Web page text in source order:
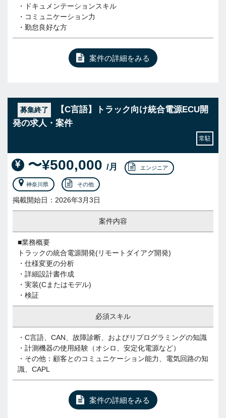
・ドキュメンテーションスキル
・コミュニケーション力
・勤怠良好な方
案件の詳細をみる
募集終了
【C言語】トラック向け統合電源ECU開
発の求人・案件
常駐
〜¥500,000 /月 エンジニア
神奈川県 その他
掲載開始日：2026年3月3日
案件内容
■業務概要
トラックの統合電源開発(リモートダイアグ開発)
・仕様変更の分析
・詳細設計書作成
・実装(Cまたはモデル)
・検証
必須スキル
・C言語、CAN、故障診断、およびリプログラミングの知識
・計測機器の使用経験（オシロ、安定化電源など）
・その他：顧客とのコミュニケーション能力、電気回路の知
識、CAPL
案件の詳細をみる